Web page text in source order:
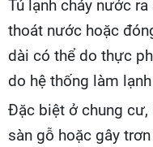
Tủ lạnh chảy nước
thoát nước hoặc
dài có thể do thực
do hệ thống làm
Đặc biệt ở chung cư,
sàn gỗ hoặc gây